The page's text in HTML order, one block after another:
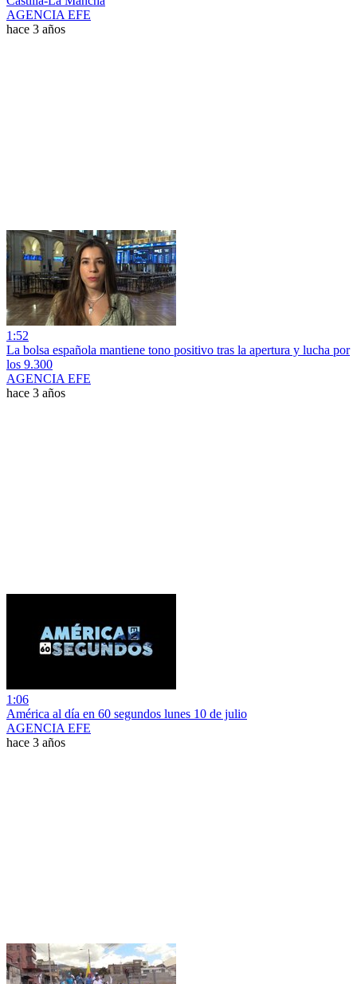
AGENCIA EFE
hace 3 años
1:52
La bolsa española mantiene tono positivo tras la apertura y lucha por
los 9.300
AGENCIA EFE
hace 3 años
1:06
América al día en 60 segundos lunes 10 de julio
AGENCIA EFE
hace 3 años